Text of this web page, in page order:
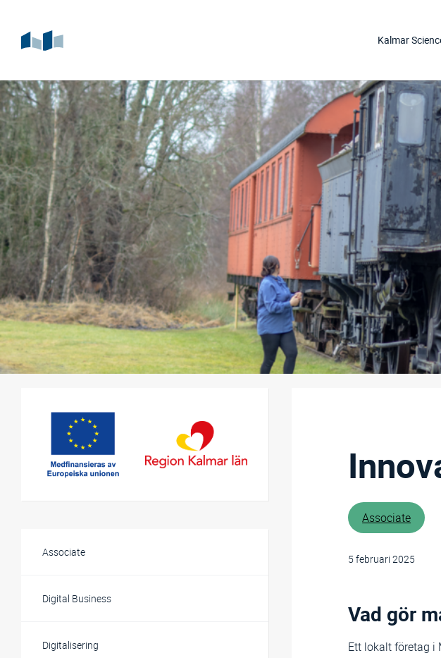
Kalmar
Associate
Digital Business
Digitalisering
Associate
5 februari 2025
Vad gör
Ett lokalt företag i